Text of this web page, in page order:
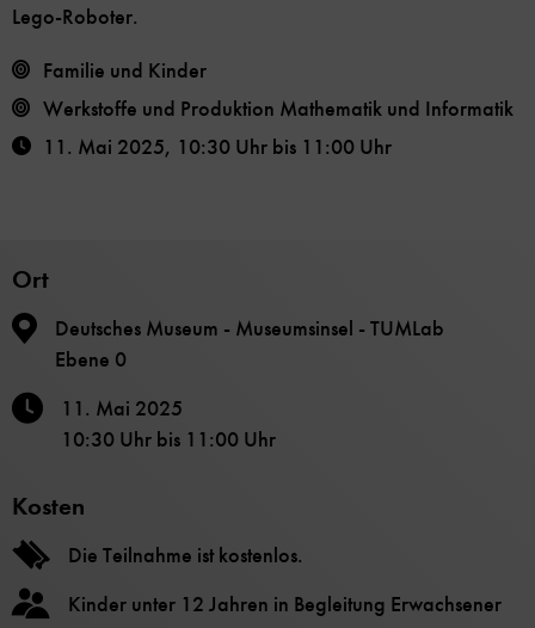
Lego-Roboter.
Familie und Kinder
Werkstoffe und Produktion Mathematik und Informatik
11. Mai 2025, 10:30 Uhr bis 11:00 Uhr
Ort
Deutsches Museum - Museumsinsel - TUMLab
Ebene 0
11. Mai 2025
10:30 Uhr bis 11:00 Uhr
Kosten
Die Teilnahme ist kostenlos.
Kinder unter 12 Jahren in Begleitung Erwachsener